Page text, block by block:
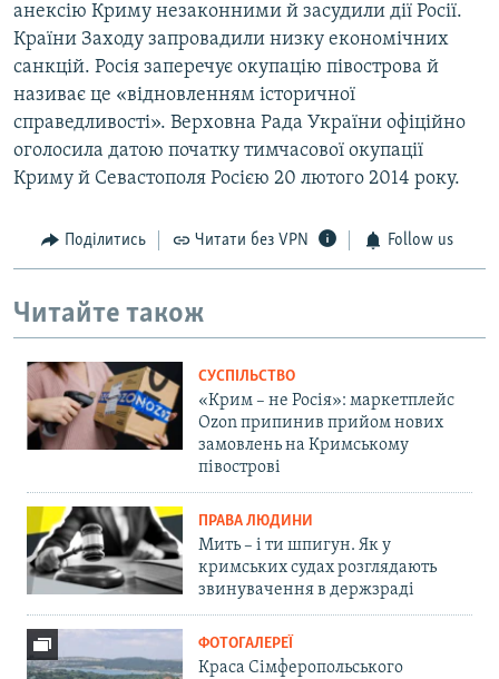
анексію Криму незаконними й засудили дії Росії.
Країни Заходу запровадили низку економічних
санкцій. Росія заперечує окупацію півострова й
називає це «відновленням історичної
справедливості». Верховна Рада України офіційно
оголосила датою початку тимчасової окупації
Криму й Севастополя Росією 20 лютого 2014 року.
Поділитись Читати без VPN Follow us
Читайте також
СУСПІЛЬСТВО
«Крим – не Росія»: маркетплейс
Ozon припинив прийом нових
замовлень на Кримському
півострові
ПРАВА ЛЮДИНИ
Мить – і ти шпигун. Як у
кримських судах розглядають
звинувачення в держзраді
ФОТОГАЛЕРЕЇ
Краса Сімферопольського